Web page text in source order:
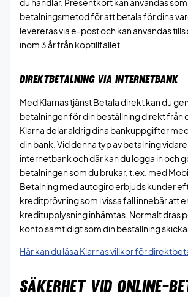
du handlar. Presentkort kan användas som
betalningsmetod för att betala för dina
levereras via e-post och kan användas
inom 3 år från köptillfället.
DIREKTBETALNING VIA INTERNETBANK
Med Klarnas tjänst Betala direkt kan du
betalningen för din beställning direkt från
Klarna delar aldrig dina bankuppgifter
din bank. Vid denna typ av betalning
internetbank och där kan du logga in och
betalningen som du brukar, t.ex. med
Betalning med autogiro erbjuds kunder
kreditprövning som i vissa fall innebär att
kreditupplysning inhämtas. Normalt dras
konto samtidigt som din beställning
Här kan du läsa Klarnas villkor för
SÄKERHET VID ONLINE-